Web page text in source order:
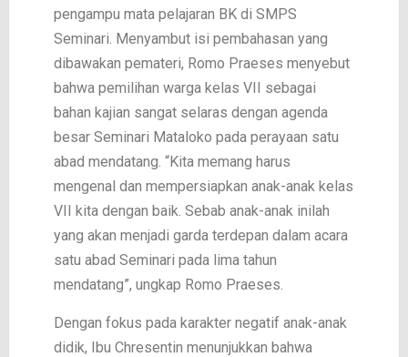
pengampu mata pelajaran BK di SMPS
Seminari. Menyambut isi pembahasan yang
dibawakan pemateri, Romo Praeses menyebut
bahwa pemilihan warga kelas VII sebagai
bahan kajian sangat selaras dengan agenda
besar Seminari Mataloko pada perayaan satu
abad mendatang. “Kita memang harus
mengenal dan mempersiapkan anak-anak kelas
VII kita dengan baik. Sebab anak-anak inilah
yang akan menjadi garda terdepan dalam acara
satu abad Seminari pada lima tahun
mendatang”, ungkap Romo Praeses.
Dengan fokus pada karakter negatif anak-anak
didik, Ibu Chresentin menunjukkan bahwa